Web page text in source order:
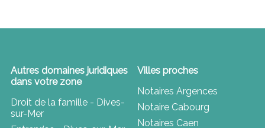
Autres domaines juridiques
dans votre zone
Droit de la famille - Dives-
sur-Mer
Villes proches
Notaires Argences
Notaire Cabourg
Notaires Caen